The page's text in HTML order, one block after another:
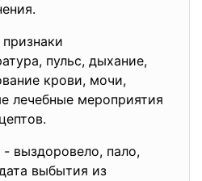
пульс, дыхание,
крови, мочи,
лечебные мероприятия
- выздоровело, пало,
выбытия из